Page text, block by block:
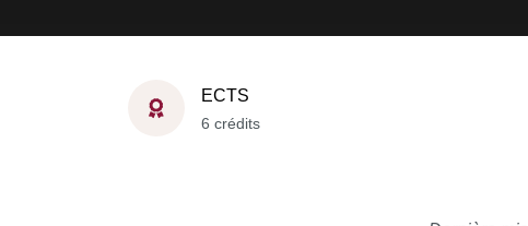
ECTS
6 crédits